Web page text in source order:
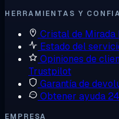
HERRAMIENTAS Y
Cristal de Mirada
Estado del
Opiniones de
Trustpilot
Garantía de
Obtener ayuda
EMPRESA